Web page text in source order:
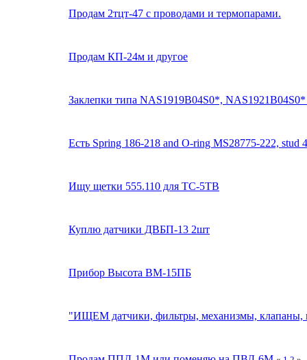
Продам 2тцт-47 с проводами и термопарами.
Продам КП-24м и другое
Заклепки типа NAS1919B04S0*, NAS1921B04S0*
Есть Spring 186-218 and O-ring MS28775-222, stud
Ищу щетки 555.110 для ТС-5ТВ
Куплю датчики ДВБП-13 2шт
Прибор Высота ВМ-15ПБ
"ИЩЕМ датчики, фильтры, механизмы, клапаны,